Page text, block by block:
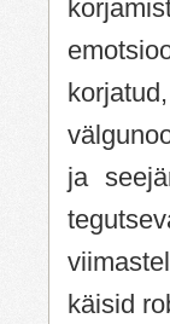
ja
käisid